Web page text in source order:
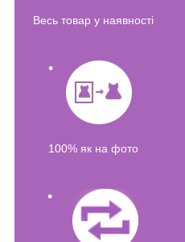
Весь товар у наявності
100% як на фото